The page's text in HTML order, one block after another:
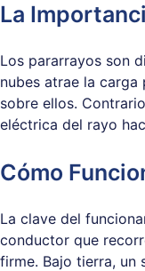
La
Los pararrayos son
nubes atrae la
sobre ellos.
eléctrica del rayo
Cómo
La clave del
conductor que
firme. Bajo tierra, un